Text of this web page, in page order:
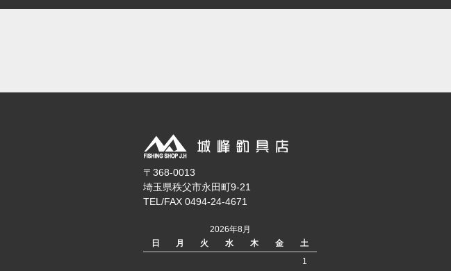
〒368-0013
埼玉県秩父市永田町9-21
TEL/FAX 0494-24-4671
2026年8月
日
月 火 水 木 金
土
1